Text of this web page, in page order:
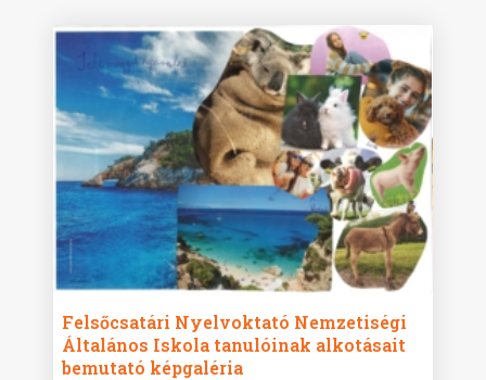
Felsőcsatári Nyelvoktató Nemzetiségi
Általános Iskola tanulóinak alkotásait
bemutató képgaléria